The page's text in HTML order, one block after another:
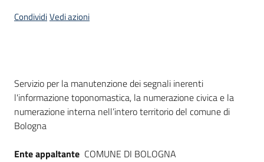
site
su
CondividiVedi azioni
Dati del bando
Servizio per la manutenzione dei segnali inerenti
l'informazione toponomastica, la numerazione civica e la
numerazione interna nell’intero territorio del comune di
Bologna
Ente appaltante COMUNE DI BOLOGNA